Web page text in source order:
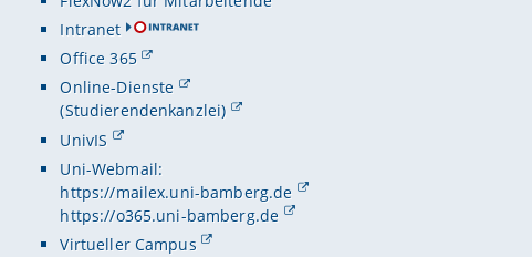
Intranet
Office 365
Online-Dienste
(Studierendenkanzlei)
UnivIS
Uni-Webmail:
https://mailex.uni-bamberg.de
https://o365.uni-bamberg.de
Virtueller Campus